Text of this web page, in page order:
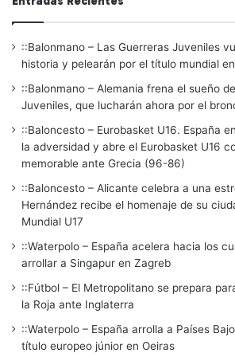
::Balonmano – Las Guerreras Juveniles
historia y pelearán por el título mundial
::Balonmano – Alemania frena el sueño
Juveniles, que lucharán ahora por el
::Baloncesto – Eurobasket U16. España
la adversidad y abre el Eurobasket U16
memorable ante Grecia (96-86)
::Baloncesto – Alicante celebra a una
Hernández recibe el homenaje de su
Mundial U17
::Waterpolo – España acelera hacia los
arrollar a Singapur en Zagreb
::Fútbol – El Metropolitano se prepara
la Roja ante Inglaterra
::Waterpolo – España arrolla a Países
título europeo júnior en Oeiras